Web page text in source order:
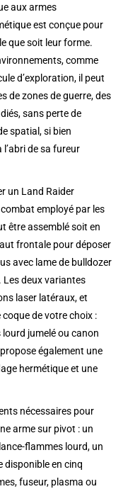
aux armes
est conçue pour
que soit leur forme.
comme
d’exploration, il peut
de zones de guerre, des
sans perte de
spatial, si bien
l’abri de sa fureur
un Land Raider
employé par les
être assemblé soit en
frontale pour déposer
avec lame de bulldozer
Les deux variantes
laser latéraux, et
de votre choix :
jumelé ou canon
également une
hermétique et une
nécessaires pour
arme sur pivot : un
flammes lourd, un
disponible en cinq
fuseur, plasma ou